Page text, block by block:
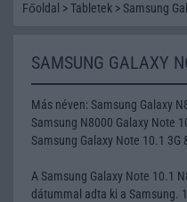
Főoldal >Tabletek > Samsung
SAMSUNG GALAXY
Más néven: Samsung Galaxy
Samsung N8000 Galaxy Note
Samsung Galaxy Note 10.1 3G
A Samsung Galaxy Note 10.1
dátummal adta ki a Samsung.